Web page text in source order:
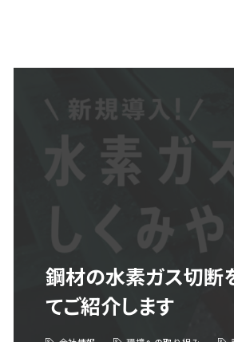
鋼材の水素ガス切断
てご紹介します